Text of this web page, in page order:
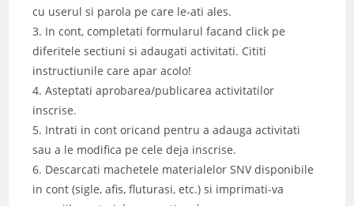
cu userul si parola pe care le-ati ales.
3. In cont, completati formularul facand click pe
diferitele sectiuni si adaugati activitati. Cititi
instructiunile care apar acolo!
4. Asteptati aprobarea/publicarea activitatilor
inscrise.
5. Intrati in cont oricand pentru a adauga activitati
sau a le modifica pe cele deja inscrise.
6. Descarcati machetele materialelor SNV disponibile
in cont (sigle, afis, fluturasi, etc.) si imprimati-va